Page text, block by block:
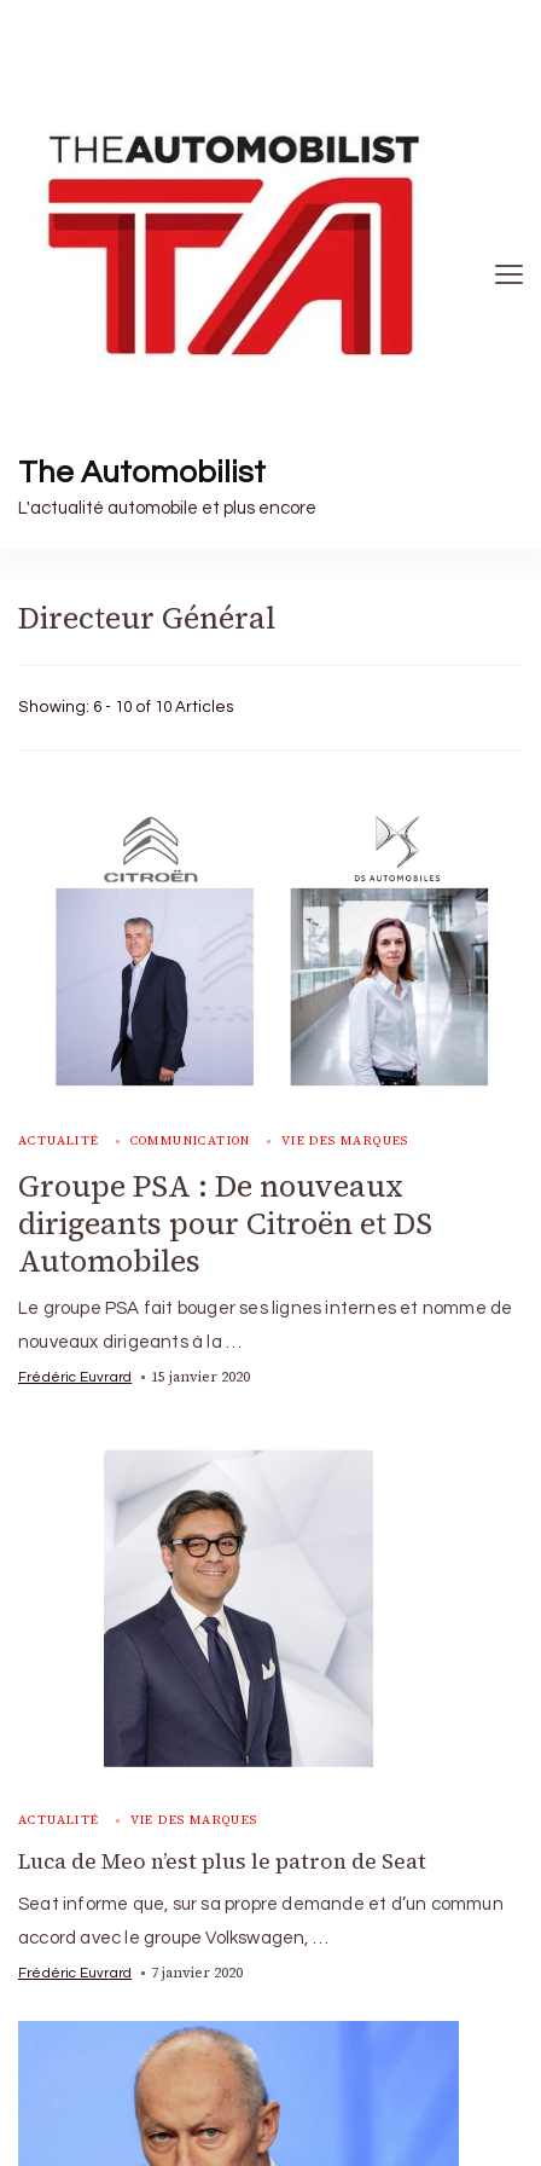
The Automobilist
L'actualité automobile et plus encore
Directeur Général
Showing: 6 - 10 of 10 Articles
ACTUALITÉ COMMUNICATION VIE DES MARQUES
Groupe PSA : De nouveaux
dirigeants pour Citroën et DS
Automobiles
Le groupe PSA fait bouger ses lignes internes et nomme de
nouveaux dirigeants à la …
Frédéric Euvrard 15 janvier 2020
ACTUALITÉ VIE DES MARQUES
Luca de Meo n’est plus le patron de Seat
Seat informe que, sur sa propre demande et d’un commun
accord avec le groupe Volkswagen, …
Frédéric Euvrard 7 janvier 2020